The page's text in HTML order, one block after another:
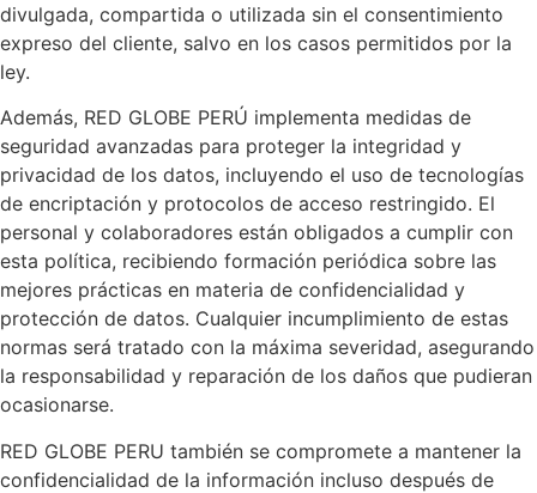
divulgada, compartida o utilizada sin el consentimiento
expreso del cliente, salvo en los casos permitidos por la
ley.
Además, RED GLOBE PERÚ implementa medidas de
seguridad avanzadas para proteger la integridad y
privacidad de los datos, incluyendo el uso de tecnologías
de encriptación y protocolos de acceso restringido. El
personal y colaboradores están obligados a cumplir con
esta política, recibiendo formación periódica sobre las
mejores prácticas en materia de confidencialidad y
protección de datos. Cualquier incumplimiento de estas
normas será tratado con la máxima severidad, asegurando
la responsabilidad y reparación de los daños que pudieran
ocasionarse.
RED GLOBE PERU también se compromete a mantener la
confidencialidad de la información incluso después de